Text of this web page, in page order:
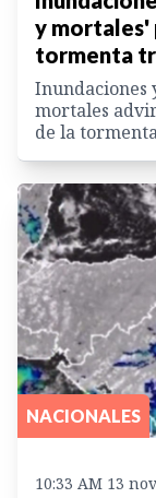
y mortales'
tormenta
Inundaciones
mortales
de la
NACIONALES
10:33 AM 13